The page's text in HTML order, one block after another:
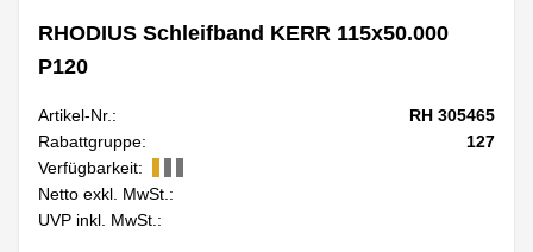
RHODIUS Schleifband KERR 115x50.000
P120
Artikel-Nr.:
RH 305465
Rabattgruppe:
127
Verfügbarkeit:
Netto exkl. MwSt.:
UVP inkl. MwSt.: